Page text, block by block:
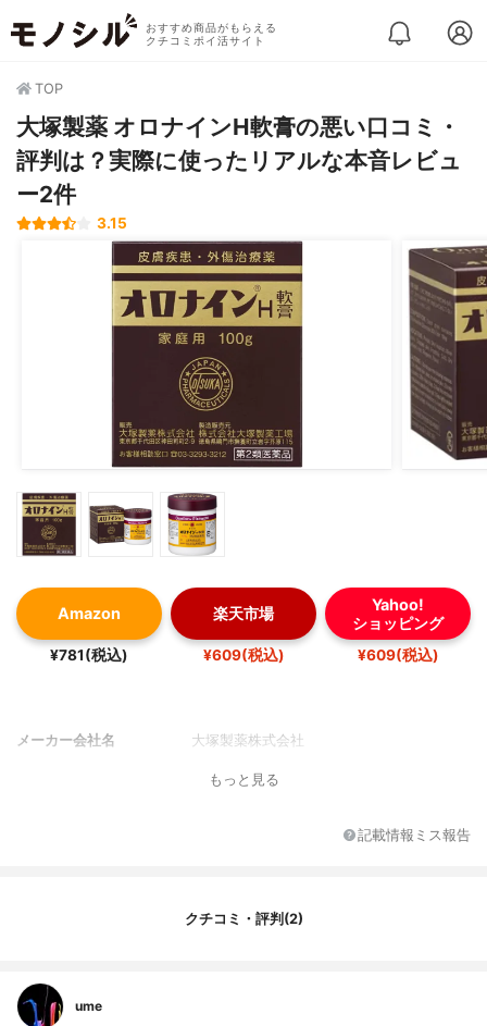
おすすめ商品がもらえる
クチコミポイ活サイト
TOP
大塚製薬 オロナインH軟膏の悪い口コミ・
評判は？実際に使ったリアルな本音レビュ
ー2件
3.15
Amazon
¥781(税込)
楽天市場
¥609(税込)
Yahoo!
ショッピング
¥609(税込)
メーカー会社名 大塚製薬株式会社
もっと見る
記載情報ミス報告
クチコミ・評判(2)
ume